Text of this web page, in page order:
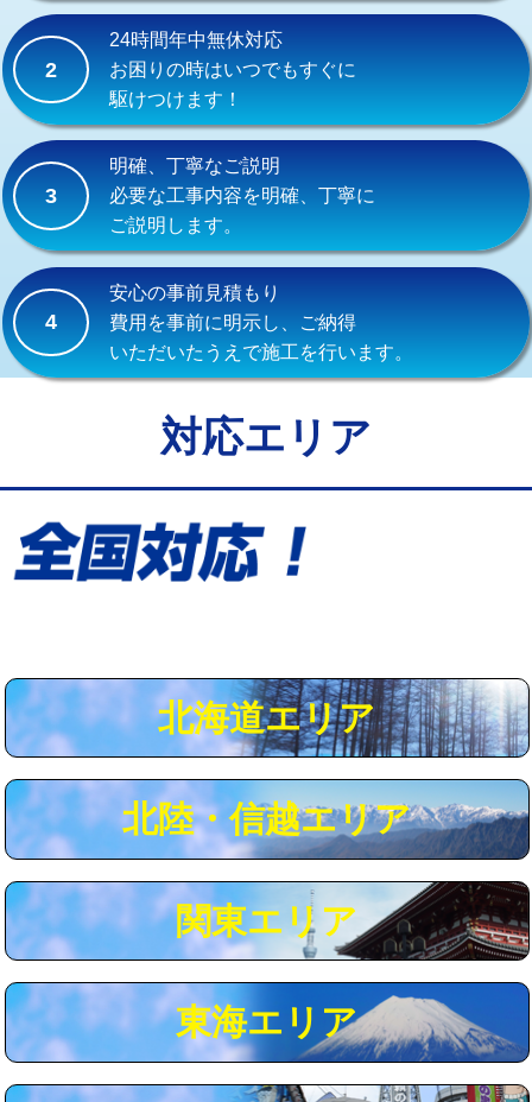
交換・取付(排水栓・排水トラップ
（P/S/ポップアップ））
交換・取付（その他部品）
持込商品取付（単水栓）
持込商品取付（混合水栓） 16,500円
持込商品取付（浄水器・分岐水栓） 16,500円
給水管工事※（ホール加工)
給水管工事※（バンド止め) 3,300円
給水管工事※（保温材使用（バンド止
5,500円
給水管工事※（土の掘削・埋め戻し作
業)
用（追加）/3ｍ超え)
給水管工事※（ライニング鋼管・銅
44,000円
給水管工事※（ライニング鋼管・銅
管・ポリ管・HT管使用/3ｍ超え)
+8,800円
マス交換（土の掘削・埋め戻し作業） 11,000円~
マス交換（深さ50㎝未満） 55,000円
マス交換（深さ50㎝以上） 66,000円
コンクリート斫り（厚さ10㎝まで） 27,500円
コンクリート斫り（厚さ10㎝超え） 38,500円
2
24時間年中無休対応
お困りの時はいつでもすぐに
駆けつけます！
3
明確、丁寧なご説明
必要な工事内容を明確、丁寧に
ご説明します。
4
安心の事前見積もり
費用を事前に明示し、ご納得
いただいたうえで施工を行います。
対応エリア
北海道エリア
北陸・信越エリア
関東エリア
東海エリア